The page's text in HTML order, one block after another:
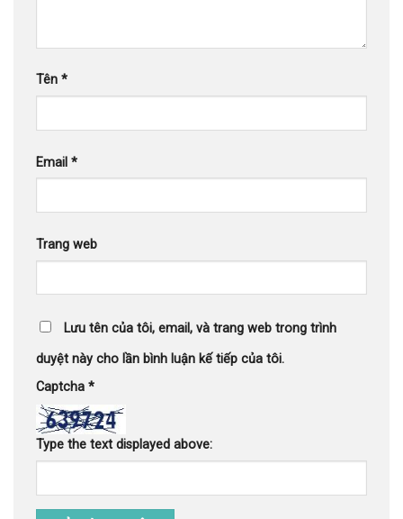
Tên *
Email *
Trang web
Lưu tên của tôi, email, và trang web trong trình
duyệt này cho lần bình luận kế tiếp của tôi.
Captcha *
Type the text displayed above: